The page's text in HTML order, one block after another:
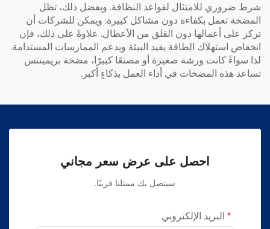
شرط ضروري للامتثال لقواعد النظافة. وبفضل ذلك، تظل
المضخة تعمل بكفاءة دون مشاكل كبيرة. ويمكن للشركات أن
تركز على أعمالها دون القلق من الأعطال. علاوةً على ذلك، فإن
انخفاض استهلاك الطاقة يفيد البيئة ويدعم الممارسات المستدامة.
لذا سواءً كانت ورشة صغيرة أو مصنعًا كبيرًا، مضخة بريميننس
تساعد هذه المضخات في أداء العمل بذكاءٍ أكبر.
احصل على عرض سعر مجاني
سيتصل بك ممثلنا قريبًا.
البريد الإلكتروني